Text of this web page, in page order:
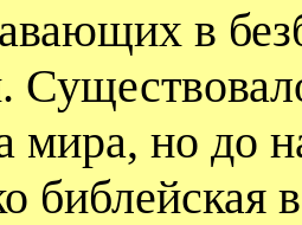
в
мира, но до